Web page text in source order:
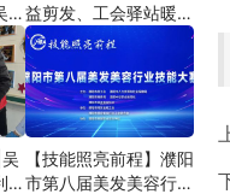
越
！
益剪发、工会驿站暖人
心——义务剪发情暖户
外劳动者
院
【技能照亮前程】濮阳
市第八届美发美容行业